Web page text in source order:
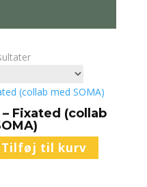
Fixated (collab
Tilføj til kurv